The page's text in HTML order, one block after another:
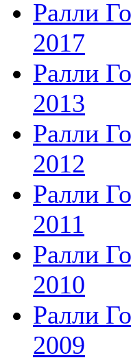
Ралли
2017
Ралли
2013
Ралли
2012
Ралли
2011
Ралли
2010
Ралли
2009